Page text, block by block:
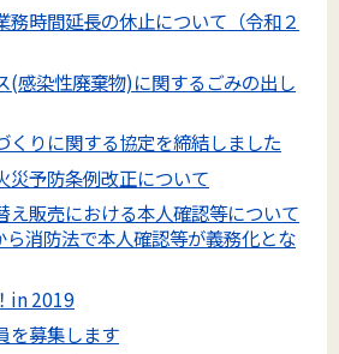
時間延長の休止について（令和２
(感染性廃棄物)に関するごみの出し
くりに関する協定を締結しました
災予防条例改正について
え販売における本人確認等について
ら消防法で本人確認等が義務化とな
in 2019
を募集します